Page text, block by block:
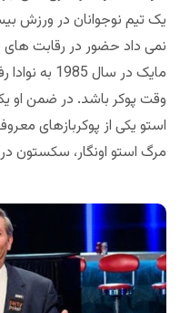
یک تیم نوجوانان در ورزش
نمی داد حضور در رقابت های
مایک در
وقت پوکر باشد. در ضمن او
استو یکی از پوکربازهای
مرگ استو اونگار، سکستون